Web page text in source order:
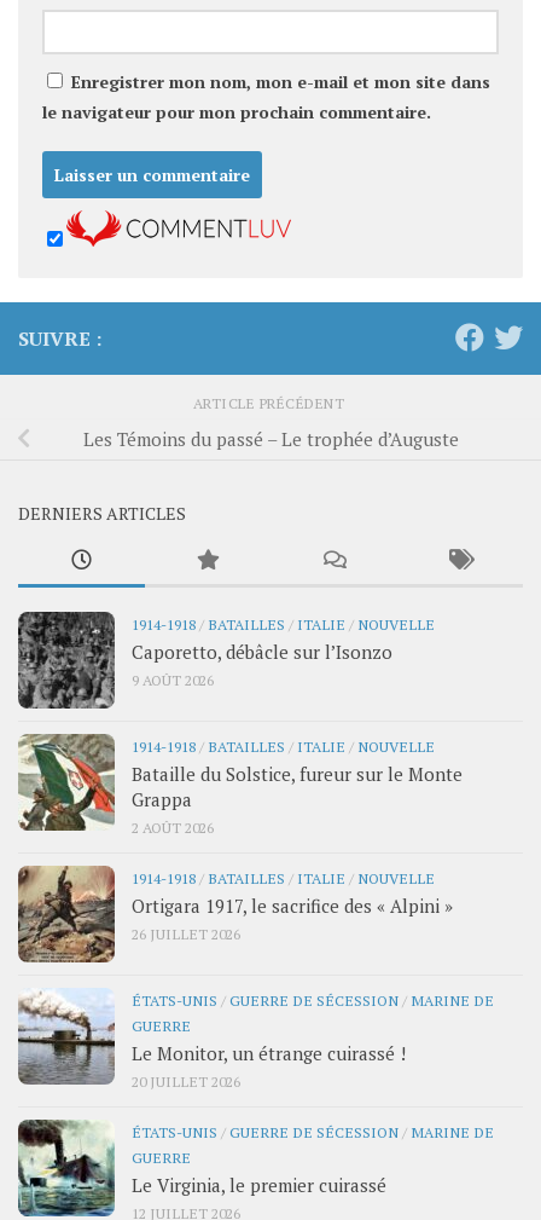
Enregistrer mon nom, mon e-mail et mon site dans
le navigateur pour mon prochain commentaire.
SUIVRE :
ARTICLE PRÉCÉDENT
Les Témoins du passé – Le trophée d’Auguste
DERNIERS ARTICLES
1914-1918 / BATAILLES / ITALIE / NOUVELLE
Caporetto, débâcle sur l’Isonzo
9 AOÛT 2026
1914-1918 / BATAILLES / ITALIE / NOUVELLE
Bataille du Solstice, fureur sur le Monte
Grappa
2 AOÛT 2026
1914-1918 / BATAILLES / ITALIE / NOUVELLE
Ortigara 1917, le sacrifice des « Alpini »
26 JUILLET 2026
ÉTATS-UNIS /GUERRE DE SÉCESSION / MARINE DE
GUERRE
Le Monitor, un étrange cuirassé !
20 JUILLET 2026
ÉTATS-UNIS /GUERRE DE SÉCESSION / MARINE DE
GUERRE
Le Virginia, le premier cuirassé
12 JUILLET 2026